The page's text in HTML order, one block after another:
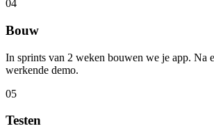
04
Bouw
In sprints van 2 weken bouwen we je app. Na
werkende demo.
05
Testen